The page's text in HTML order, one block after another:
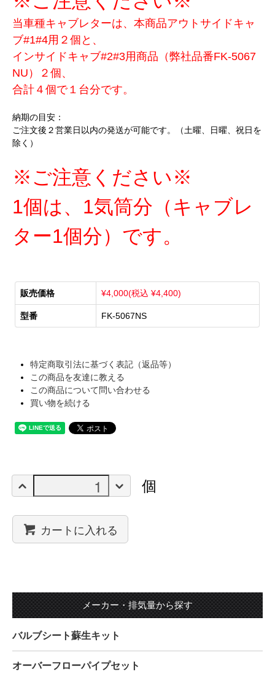
当車種キャブレターは、本商品アウトサイドキャ
ブ#1#4用２個と、
インサイドキャブ#2#3用商品（弊社品番FK-5067
NU）２個、
合計４個で１台分です。
納期の目安：
ご注文後２営業日以内の発送が可能です。（土曜、日曜、祝日を
除く）
※ご注意ください※
1個は、1気筒分（キャブレ
ター1個分）です。
販売価格 ¥4,000(税込 ¥4,400)
型番 FK-5067NS
特定商取引法に基づく表記（返品等）
この商品を友達に教える
この商品について問い合わせる
買い物を続ける
個
カートに入れる
メーカー・排気量から探す
バルブシート蘇生キット
オーバーフローパイプセット